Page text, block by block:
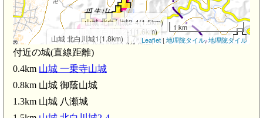
山城 北白川城2-4(1.5km)
山城 北白川城2-1(1.6km)
山城 北白川城2-2(1.7km)
山城 北白川城2-3(1.8km)
山城 北白川城1(1.8km)
山城 北白川城3(2.1km)
山城 北白川城4-2(2.4km)
山城 北白川城4-1(2.4km)
山城 北白川城4-3(2.5km)
1 km
Leaflet | 地理院タイル,地理院タイル
付近の城(直線距離)
0.4km 山城 一乗寺山城
0.8km 山城 御蔭山城
1.3km 山城 八瀬城